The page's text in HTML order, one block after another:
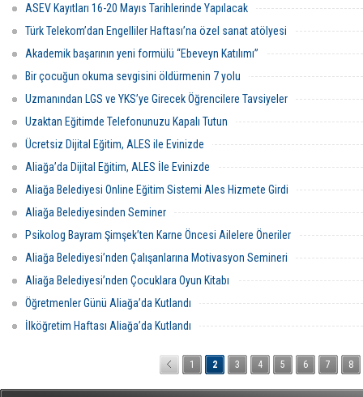
ASEV Kayıtları 16-20 Mayıs Tarihlerinde Yapılacak
Türk Telekom’dan Engelliler Haftası’na özel sanat atölyesi
Akademik başarının yeni formülü “Ebeveyn Katılımı”
Bir çocuğun okuma sevgisini öldürmenin 7 yolu
Uzmanından LGS ve YKS’ye Girecek Öğrencilere Tavsiyeler
Uzaktan Eğitimde Telefonunuzu Kapalı Tutun
Ücretsiz Dijital Eğitim, ALES ile Evinizde
Aliağa’da Dijital Eğitim, ALES İle Evinizde
Aliağa Belediyesi Online Eğitim Sistemi Ales Hizmete Girdi
Aliağa Belediyesinden Seminer
Psikolog Bayram Şimşek’ten Karne Öncesi Ailelere Öneriler
Aliağa Belediyesi’nden Çalışanlarına Motivasyon Semineri
Aliağa Belediyesi’nden Çocuklara Oyun Kitabı
Öğretmenler Günü Aliağa’da Kutlandı
İlköğretim Haftası Aliağa’da Kutlandı
1 2 3 4 5 6 7 8